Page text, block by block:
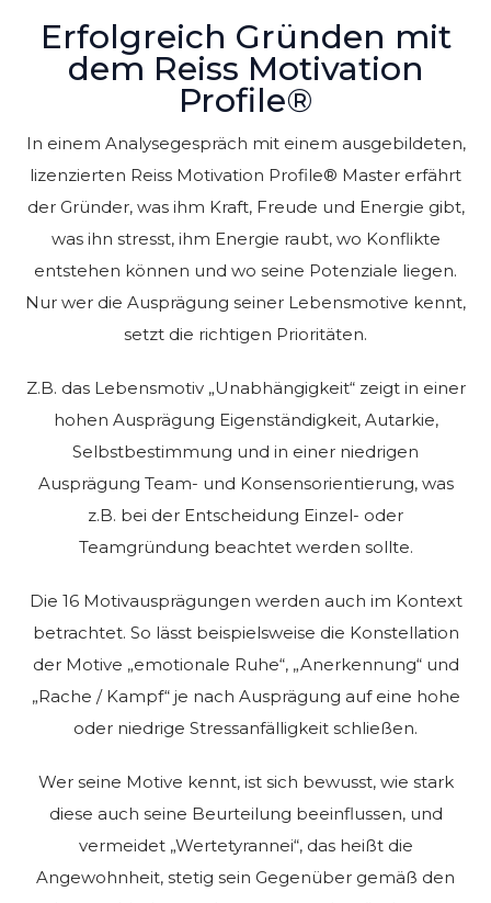
Erfolgreich Gründen mit
dem Reiss Motivation
Profile®
In einem Analysegespräch mit einem ausgebildeten,
lizenzierten Reiss Motivation Profile® Master erfährt
der Gründer, was ihm Kraft, Freude und Energie gibt,
was ihn stresst, ihm Energie raubt, wo Konflikte
entstehen können und wo seine Potenziale liegen.
Nur wer die Ausprägung seiner Lebensmotive kennt,
setzt die richtigen Prioritäten.
Z.B. das Lebensmotiv „Unabhängigkeit“ zeigt in einer
hohen Ausprägung Eigenständigkeit, Autarkie,
Selbstbestimmung und in einer niedrigen
Ausprägung Team- und Konsensorientierung, was
z.B. bei der Entscheidung Einzel- oder
Teamgründung beachtet werden sollte.
Die 16 Motivausprägungen werden auch im Kontext
betrachtet. So lässt beispielsweise die Konstellation
der Motive „emotionale Ruhe“, „Anerkennung“ und
„Rache / Kampf“ je nach Ausprägung auf eine hohe
oder niedrige Stressanfälligkeit schließen.
Wer seine Motive kennt, ist sich bewusst, wie stark
diese auch seine Beurteilung beeinflussen, und
vermeidet „Wertetyrannei“, das heißt die
Angewohnheit, stetig sein Gegenüber gemäß den